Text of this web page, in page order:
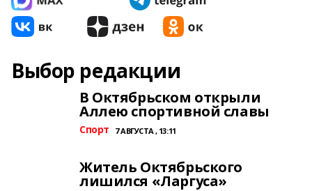
Выбор редакции
В Октябрьском открыли
Аллею спортивной славы
Спорт 7 АВГУСТА , 13:11
Житель Октябрьского
лишился «Ларгуса»